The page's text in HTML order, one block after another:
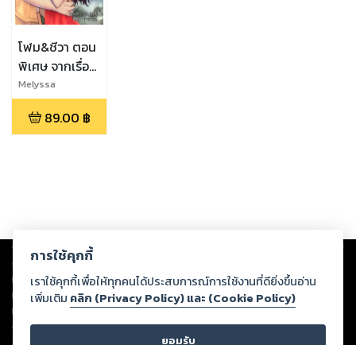
โฬม&ชีวา ตอน
พิเศษ จากเรื่อง
รักร้าย ลูกชาย
มาเฟีย《อธิ...แกล้ง
รัก》
Melyssa
89.00 ฿
Copyright © 2026
ต่อผลงานหรือเนื้อหาใดที่อัปโหลดผ่านเว็บไซต์และปรากฏว่าละเมิดสิทธิใน
ทรัพย์สินทางปัญญาของบุคคลอื่นหรือขัดต่อกฎหมายและศีลธรรม ดังนั้น ผู้อ่าน
ทุกท่านโปรดใช้วิจารณญาณในการกลั่นกรองด้วยตนเอง และหากท่านพบว่าส่วน
หนึ่งส่วนใดขัดต่อกฎหมายและศีลธรรม กรุณาแจ้งมายังบริษัท เพื่อทีมงานจะได้
ดำเนินการในทันที ทั้งนี้ ทางสตอรี่ล็อกขอสงวนลิขสิทธิ์ตามพระราชบัญญัติ
การใช้คุกกี้
เราใช้คุกกี้เพื่อให้ทุกคนได้ประสบการณ์การใช้งานที่ดียิ่งขึ้นอ่าน
เพิ่มเติม คลิก (Privacy Policy) และ (Cookie Policy)
ยอมรับ